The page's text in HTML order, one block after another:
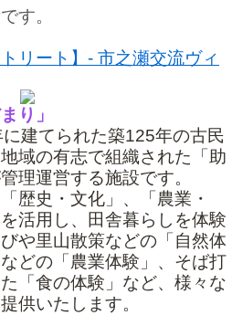
す。
リート】- 市之瀬交流ヴィ
り」
建てられた築125年の古民
域の有志で組織された「助
理運営する施設です。
歴史・文化」、「農業・
活用し、田舎暮らしを体験
や里山散策などの「自然体
どの「農業体験」、そば打
「食の体験」など、様々な
供いたします。